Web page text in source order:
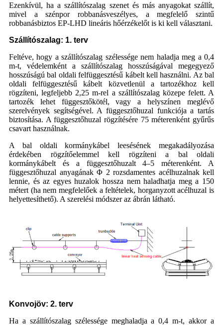
Ezenkívül, ha a szállítószalag szenet és más anyagokat szállít,
mivel a szénpor robbanásveszélyes, a megfelelő szintű
robbanásbiztos EP-LHD lineáris hőérzékelőt is ki kell választani.
Szállítószalag: 1. terv
Feltéve, hogy a szállítószalag szélessége nem haladja meg a 0,4
m-t, védelemként a szállítószalag hosszúságával megegyező
hosszúságú bal oldali felfüggesztésű kábelt kell használni. Az bal
oldali felfüggesztésű kábelt közvetlenül a tartozékhoz kell
rögzíteni, legfeljebb 2,25 m-rel a szállítószalag közepe felett. A
tartozék lehet függesztőkötél, vagy a helyszínen meglévő
szerelvények segítségével. A függesztőhuzal funkciója a tartás
biztosítása. A függesztőhuzal rögzítésére 75 méterenként gyűrűs
csavart használnak.
A bal oldali kormánykábel leesésének megakadályozása
érdekében rögzítőelemmel kell rögzíteni a bal oldali
kormánykábelt és a függesztőhuzalt 4–5 méterenként. A
függesztőhuzal anyagának Φ 2 rozsdamentes acélhuzalnak kell
lennie, és az egyes huzalok hossza nem haladhatja meg a 150
métert (ha nem megfelelőek a feltételek, horganyzott acélhuzal is
helyettesíthető). A szerelési módszer az ábrán látható.
Konvojöv: 2. terv
Ha a szállítószalag szélessége meghaladja a 0,4 m-t, akkor a